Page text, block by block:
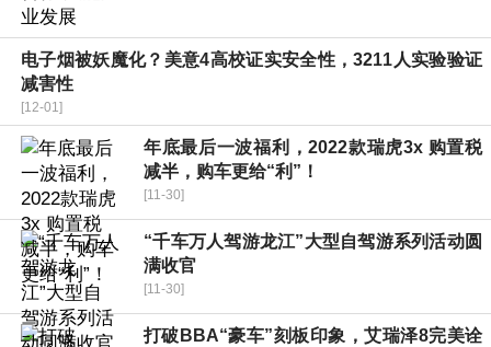
电子烟被妖魔化？美意4高校证实安全性，3211人实验验证
减害性
[12-01]
年底最后一波福利，2022款瑞虎3x 购置税
减半，购车更给“利”！
[11-30]
“千车万人驾游龙江”大型自驾游系列活动圆
满收官
[11-30]
打破BBA“豪车”刻板印象，艾瑞泽8完美诠